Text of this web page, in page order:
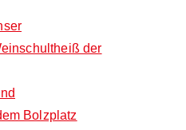
der
Bolzplatz